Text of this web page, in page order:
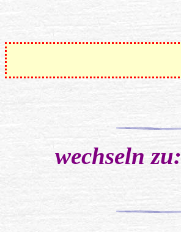
wechseln zu: